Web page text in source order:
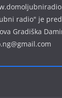
radio" je
Gradiška